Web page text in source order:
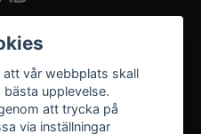
vår webbplats skall
upplevelse.
att trycka på
via inställningar